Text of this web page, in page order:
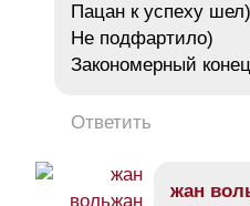
Пацан к успеху шел)
Не подфартило)
Закономерный
Ответить
жан